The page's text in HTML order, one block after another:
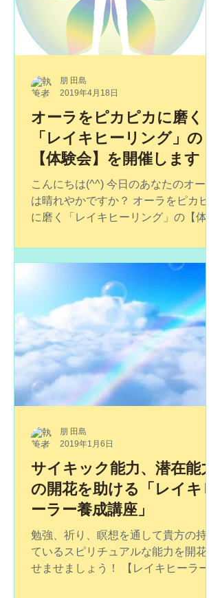
オーラをピカピカに磨く
「レイキヒーリング」の
【体験会】を開催します
こんにちは(^^) 今日のあなたのオーラ
は晴れやかですか？ オーラをピカピカ
に磨く「レイキヒーリング」の【体験
中で、実際にレイキヒーリングもさせ
ていただきます。 ご興味のある方はぜ
ひお越しください(^^) 【レイキヒーリ
ング体験会】...
朋 田島
2019年4月18日
サイキック能力、潜在能力
の開花を助ける「レイキヒ
ーラー養成講座」
勉強、祈り、瞑想を通して貴方の持っ
ているスピリチュアルな能力を開花さ
せませましょう！ 【レイキヒーラー養
朋 田島
2019年1月6日